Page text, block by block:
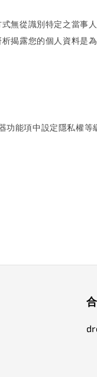
無從識別特定之當事人
揭露您的個人資料是
能項中設定隱私權